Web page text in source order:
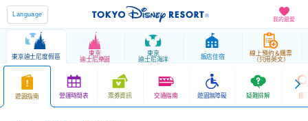
我的最愛
Language
東京迪士尼度假區
東京
迪士尼樂園
東京
迪士尼海洋
飯店住宿
線上預約＆購票
（只用英文）
遊園指南 營運時間表 票券資訊 交通指南 遊園無障礙 疑難排解 搜